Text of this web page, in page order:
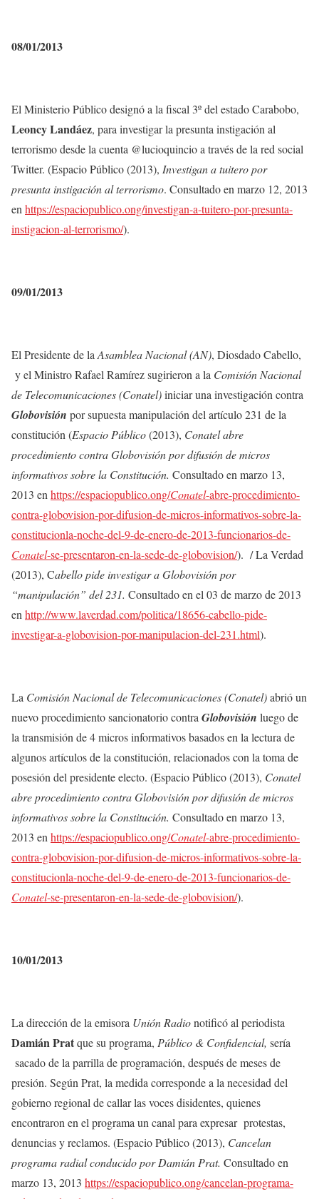
08/01/2013
El Ministerio Público designó a la fiscal 3º del estado Carabobo,
Leoncy Landáez, para investigar la presunta instigación al
terrorismo desde la cuenta @lucioquincio a través de la red social
Twitter. (Espacio Público (2013), Investigan a tuitero por
presunta instigación al terrorismo. Consultado en marzo 12, 2013
en https://espaciopublico.ong/investigan-a-tuitero-por-presunta-
instigacion-al-terrorismo/).
09/01/2013
El Presidente de la Asamblea Nacional (AN), Diosdado Cabello,
y el Ministro Rafael Ramírez sugirieron a la Comisión Nacional
de Telecomunicaciones (Conatel)iniciar una investigación contra
Globovisión por supuesta manipulación del artículo 231 de la
constitución (Espacio Público(2013), Conatel abre
procedimiento contra Globovisión por difusión de micros
informativos sobre la Constitución. Consultado en marzo 13,
2013 en https://espaciopublico.ong/Conatel-abre-procedimiento-
contra-globovision-por-difusion-de-micros-informativos-sobre-la-
constitucionla-noche-del-9-de-enero-de-2013-funcionarios-de-
Conatel-se-presentaron-en-la-sede-de-globovision/). / La Verdad
(2013), Cabello pide investigar a Globovisión por
“manipulación” del 231. Consultado en el 03 de marzo de 2013
en http://www.laverdad.com/politica/18656-cabello-pide-
investigar-a-globovision-por-manipulacion-del-231.html).
La Comisión Nacional de Telecomunicaciones (Conatel)abrió un
nuevo procedimiento sancionatorio contra Globovisión luego de
la transmisión de 4 micros informativos basados en la lectura de
algunos artículos de la constitución, relacionados con la toma de
posesión del presidente electo. (Espacio Público(2013), Conatel
abre procedimiento contra Globovisión por difusión de micros
informativos sobre la Constitución. Consultado en marzo 13,
2013 en https://espaciopublico.ong/Conatel-abre-procedimiento-
contra-globovision-por-difusion-de-micros-informativos-sobre-la-
constitucionla-noche-del-9-de-enero-de-2013-funcionarios-de-
Conatel-se-presentaron-en-la-sede-de-globovision/).
10/01/2013
La dirección de la emisora Unión Radionotificó al periodista
Damián Pratque su programa, Público & Confidencial, sería
sacado de la parrilla de programación, después de meses de
presión. Según Prat, la medida corresponde a la necesidad del
gobierno regional de callar las voces disidentes, quienes
encontraron en el programa un canal para expresar protestas,
denuncias y reclamos. (Espacio Público (2013), Cancelan
programa radial conducido por Damián Prat. Consultado en
marzo 13, 2013 https://espaciopublico.ong/cancelan-programa-